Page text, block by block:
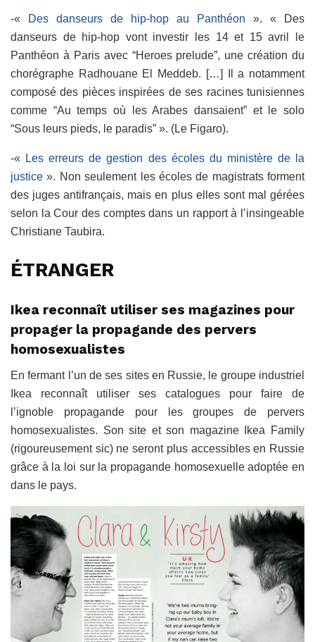
-« Des danseurs de hip-hop au Panthéon ». « Des
danseurs de hip-hop vont investir les 14 et 15 avril le
Panthéon à Paris avec “Heroes prelude”, une création du
chorégraphe Radhouane El Meddeb. […] Il a notamment
composé des pièces inspirées de ses racines tunisiennes
comme “Au temps où les Arabes dansaient” et le solo
“Sous leurs pieds, le paradis” ». (Le Figaro).
-«
Les erreurs de gestion des écoles du ministère de la
justice ». Non seulement les écoles de magistrats forment
des juges antifrançais, mais en plus elles sont mal gérées
selon la Cour des comptes dans un rapport à l’insingeable
Christiane Taubira.
ÉTRANGER
Ikea reconnaît utiliser ses magazines pour
propager la propagande des pervers
homosexualistes
En fermant l’un de ses sites en Russie, le groupe industriel
Ikea reconnaît utiliser ses catalogues pour faire de
l’ignoble propagande pour les groupes de pervers
homosexualistes. Son site et son magazine Ikea Family
(rigoureusement sic) ne seront plus accessibles en Russie
grâce à la loi sur la propagande homosexuelle adoptée en
dans le pays.